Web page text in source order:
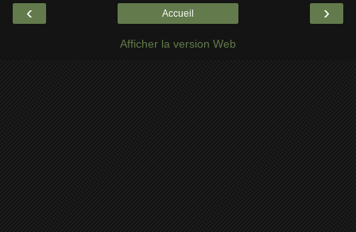
‹ ›
Accueil
Afficher la version Web